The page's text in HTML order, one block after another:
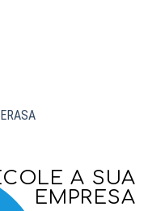
A SUA
EMPRESA